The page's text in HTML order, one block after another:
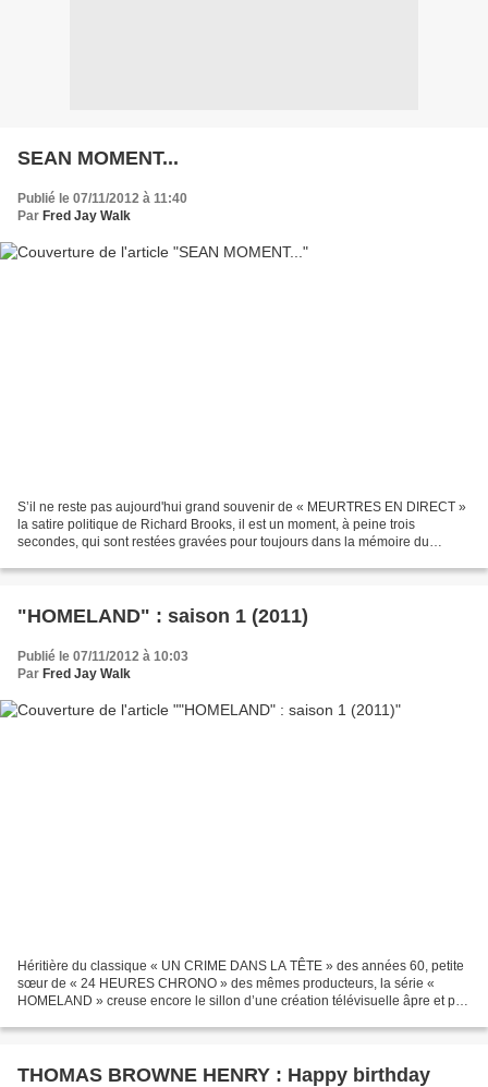
SEAN MOMENT...
Publié le 07/11/2012 à 11:40
Par Fred Jay Walk
S’il ne reste pas aujourd'hui grand souvenir de « MEURTRES EN DIRECT »
la satire politique de Richard Brooks, il est un moment, à peine trois
secondes, qui sont restées gravées pour toujours dans la mémoire du
"HOMELAND" : saison 1 (2011)
Publié le 07/11/2012 à 10:03
Par Fred Jay Walk
Héritière du classique « UN CRIME DANS LA TÊTE » des années 60, petite
sœur de « 24 HEURES CHRONO » des mêmes producteurs, la série «
HOMELAND » creuse encore le sillon d’une création télévisuelle âpre et peu
THOMAS BROWNE HENRY : Happy birthday